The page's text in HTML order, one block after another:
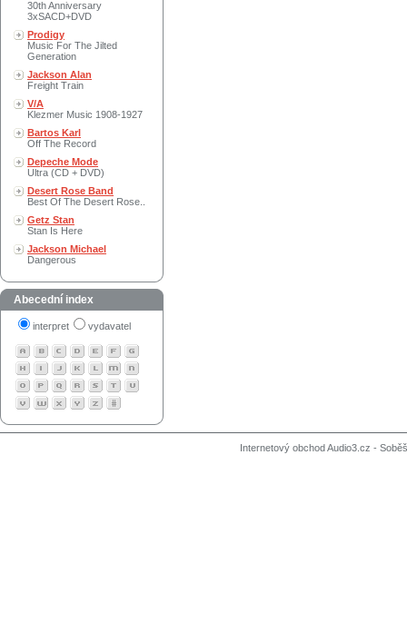
30th Anniversary
3xSACD+DVD
Prodigy
Music For The Jilted
Generation
Jackson Alan
Freight Train
V/A
Klezmer Music 1908-1927
Bartos Karl
Off The Record
Depeche Mode
Ultra (CD + DVD)
Desert Rose Band
Best Of The Desert Rose..
Getz Stan
Stan Is Here
Jackson Michael
Dangerous
Abecední index
interpret vydavatel
Internetový obchod Audio3.cz -